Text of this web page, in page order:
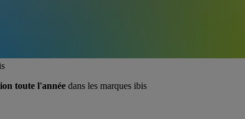
toute l'année dans les marques ibis